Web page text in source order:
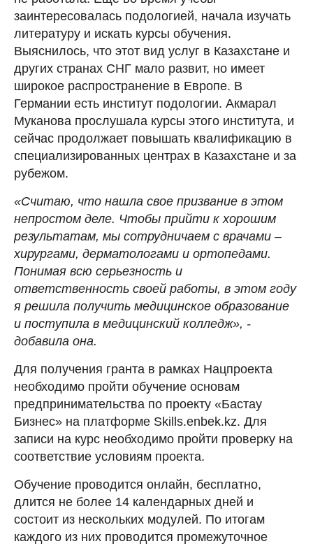
заинтересовалась подологией, начала изучать
литературу и искать курсы обучения.
Выяснилось, что этот вид услуг в Казахстане и
других странах СНГ мало развит, но имеет
широкое распространение в Европе. В
Германии есть институт подологии. Акмарал
Муканова прослушала курсы этого института, и
сейчас продолжает повышать квалификацию в
специализированных центрах в Казахстане и за
рубежом.
«Считаю, что нашла свое призвание в этом
непростом деле. Чтобы прийти к хорошим
результатам, мы сотрудничаем с врачами –
хирургами, дерматологами и ортопедами.
Понимая всю серьезность и
ответственность своей работы, в этом году
я решила получить медицинское образование
и поступила в медицинский колледж», -
добавила она.
Для получения гранта в рамках Нацпроекта
необходимо пройти обучение основам
предпринимательства по проекту «Бастау
Бизнес» на платформе Skills.enbek.kz. Для
записи на курс необходимо пройти проверку на
соответствие условиям проекта.
Обучение проводится онлайн, бесплатно,
длится не более 14 календарных дней и
состоит из нескольких модулей. По итогам
каждого из них проводится промежуточное